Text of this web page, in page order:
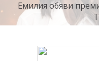
Емилия обяви